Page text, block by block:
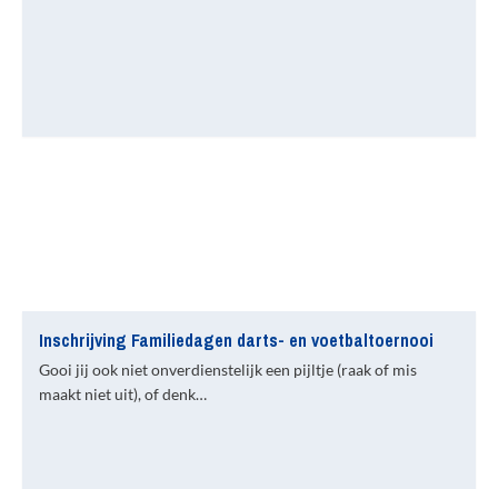
Inschrijving Familiedagen darts- en voetbaltoernooi
Gooi jij ook niet onverdienstelijk een pijltje (raak of mis
maakt niet uit), of denk…